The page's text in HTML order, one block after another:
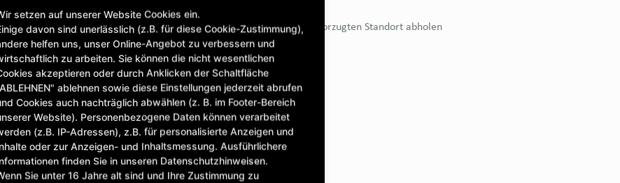
CLICK & COLLECT
Bestellungen bei Deinem bevorzugten Standort abholen
STELLE EINE FRAGE
setzen auf unserer Website Cookies ein.
davon sind unerlässlich (z.B. für diese Cookie-Zustimmung),
helfen uns, unser Online-Angebot zu verbessern und
zu arbeiten. Sie können die nicht wesentlichen
akzeptieren oder durch Anklicken der Schaltfläche
ablehnen sowie diese Einstellungen jederzeit abrufen
Cookies auch nachträglich abwählen (z. B. im Footer-Bereich
Website). Personenbezogene Daten können verarbeitet
(z.B. IP-Adressen), z.B. für personalisierte Anzeigen und
oder zur Anzeigen- und Inhaltsmessung. Ausführlichere
finden Sie in unseren Datenschutzhinweisen.
Sie unter 16 Jahre alt sind und Ihre Zustimmung zu